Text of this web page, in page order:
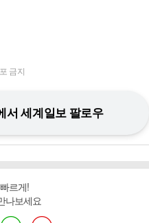
금지
서 세계일보 팔로우
르게!
나보세요